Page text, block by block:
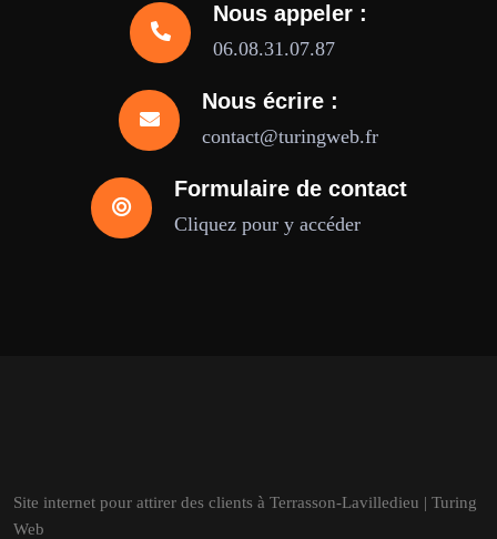
Nous appeler :
06.08.31.07.87
Nous écrire :
contact@turingweb.fr
Formulaire de contact
Cliquez pour y accéder
Site internet pour attirer des clients à Terrasson-Lavilledieu | Turing
Web